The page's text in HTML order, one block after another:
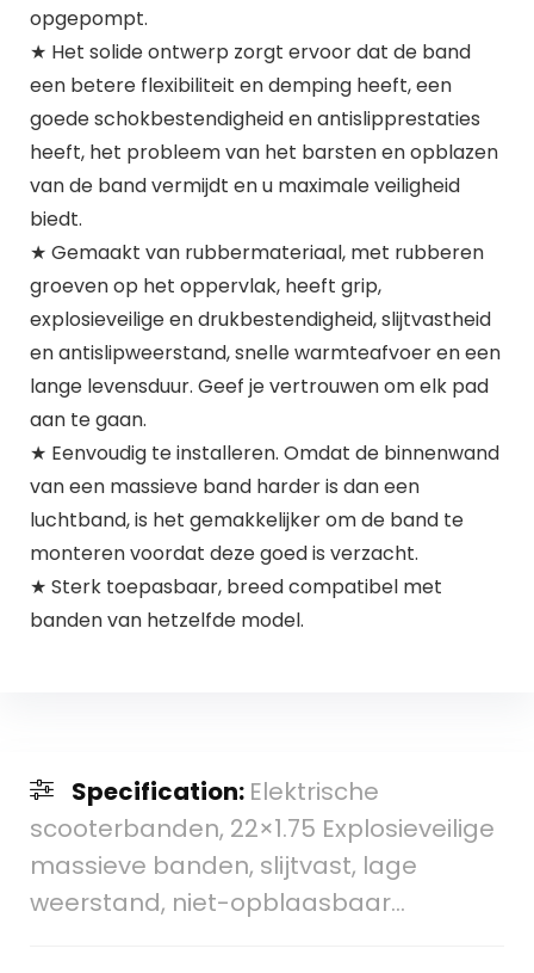
opgepompt.
★ Het solide ontwerp zorgt ervoor dat de band
een betere flexibiliteit en demping heeft, een
goede schokbestendigheid en antislipprestaties
heeft, het probleem van het barsten en opblazen
van de band vermijdt en u maximale veiligheid
biedt.
★ Gemaakt van rubbermateriaal, met rubberen
groeven op het oppervlak, heeft grip,
explosieveilige en drukbestendigheid, slijtvastheid
en antislipweerstand, snelle warmteafvoer en een
lange levensduur. Geef je vertrouwen om elk pad
aan te gaan.
★ Eenvoudig te installeren. Omdat de binnenwand
van een massieve band harder is dan een
luchtband, is het gemakkelijker om de band te
monteren voordat deze goed is verzacht.
★ Sterk toepasbaar, breed compatibel met
banden van hetzelfde model.
Specification: Elektrische
scooterbanden, 22×1.75 Explosieveilige
massieve banden, slijtvast, lage
weerstand, niet-opblaasbaar…